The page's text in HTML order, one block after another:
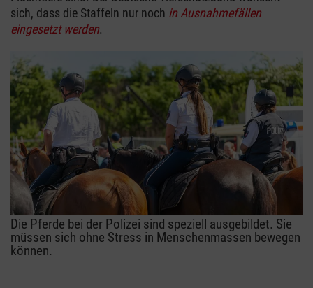
sich, dass die Staffeln nur noch in Ausnahmefällen
eingesetzt werden.
Die Pferde bei der Polizei sind speziell ausgebildet. Sie
müssen sich ohne Stress in Menschenmassen bewegen
können.